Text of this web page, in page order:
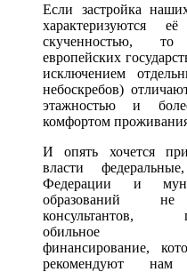
Если застройка
характеризуются
скученностью, то
европейских
исключением
небоскребов)
этажностью и
комфортом
И опять хочется
власти
Федерации и
образований
консультантов,
обильное
финансирование,
рекомендуют нам